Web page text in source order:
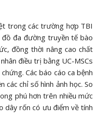
trong các trường hợp TBI
đồ đa đường truyền tế bào
đồng thời nâng cao chất
điều trị bằng UC-MSCs
Các báo cáo ca bệnh
chỉ số hình ảnh học. So
phú hơn trên nhiều mức
dây rốn có ưu điểm về tính